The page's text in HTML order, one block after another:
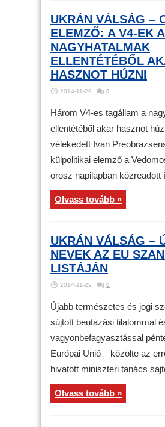
UKRÁN VÁLSÁG –
ELEMZŐ: A V4-EK A
NAGYHATALMAK
ELLENTÉTÉBŐL
HASZNOT HÚZNI
2014-11-29 0
Három V4-es tagállam a
ellentétéből akar hasznot
vélekedett Ivan
külpolitikai elemző a
orosz napilapban közreadott
Olvass tovább »
UKRÁN VÁLSÁG –
NEVEK AZ EU
LISTÁJÁN
2014-11-29 0
Újabb természetes és jogi
sújtott beutazási tilalommal
vagyonbefagyasztással
Európai Unió – közölte az
hivatott miniszteri tanács
Olvass tovább »